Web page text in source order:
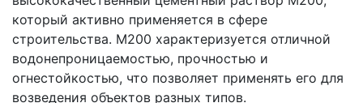
который активно применяется в сфере
строительства. М200 характеризуется отличной
водонепроницаемостью, прочностью и
огнестойкостью, что позволяет применять его для
возведения объектов разных типов.